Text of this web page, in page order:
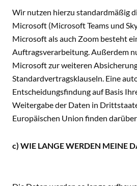
Wir nutzen hierzu standardmäßig
Microsoft (Microsoft Teams und
Microsoft als auch Zoom besteht
Auftragsverarbeitung. Außerdem
Microsoft zur weiteren
Standardvertragsklauseln. Eine
Entscheidungsfindung auf Basis
Weitergabe der Daten in
Europäischen Union finden
c) WIE LANGE WERDEN MEINE